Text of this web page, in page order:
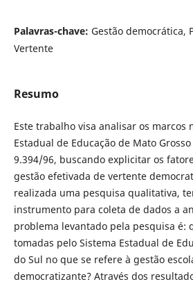
Palavras-chave: Gestão democrática,
Vertente
Resumo
Este trabalho visa analisar os marcos
Estadual de Educação de Mato Grosso
9.394/96, buscando explicitar os
gestão efetivada de vertente
realizada uma pesquisa qualitativa,
instrumento para coleta de dados a
problema levantado pela pesquisa é:
tomadas pelo Sistema Estadual de
do Sul no que se refere à gestão
democratizante? Através dos